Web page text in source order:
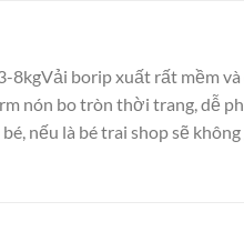
borip xuất rất mềm
nón bo tròn thời trang, dễ
nếu là bé trai shop sẽ